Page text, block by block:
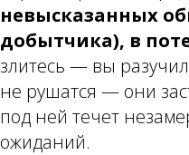
невысказанных
добытчика), в
злитесь — вы
не рушатся — они
под ней течет
ожиданий.